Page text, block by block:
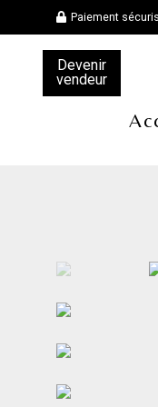
Paiement
Devenir
vendeur